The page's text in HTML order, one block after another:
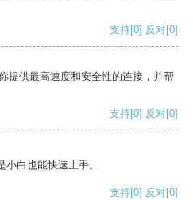
支持[0] 反对[0]
提供最高速度和安全性的连接，并帮
支持[0] 反对[0]
白也能快速上手。
支持[0] 反对[0]